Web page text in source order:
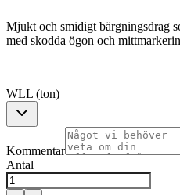
Mjukt och smidigt bärgningsdrag
med skodda ögon och
WLL (ton)
Kommentar
Antal